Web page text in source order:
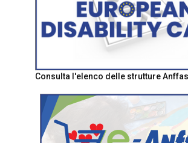
Consulta l'elenco delle strutture